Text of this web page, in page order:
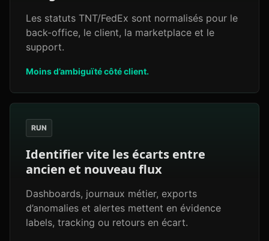
Les statuts TNT/FedEx sont normalisés pour le
back-office, le client, la marketplace et le
support.
Moins d’ambiguïté côté client.
RUN
Identifier vite les écarts entre
ancien et nouveau flux
Dashboards, journaux métier, exports
d’anomalies et alertes mettent en évidence
labels, tracking ou retours en écart.